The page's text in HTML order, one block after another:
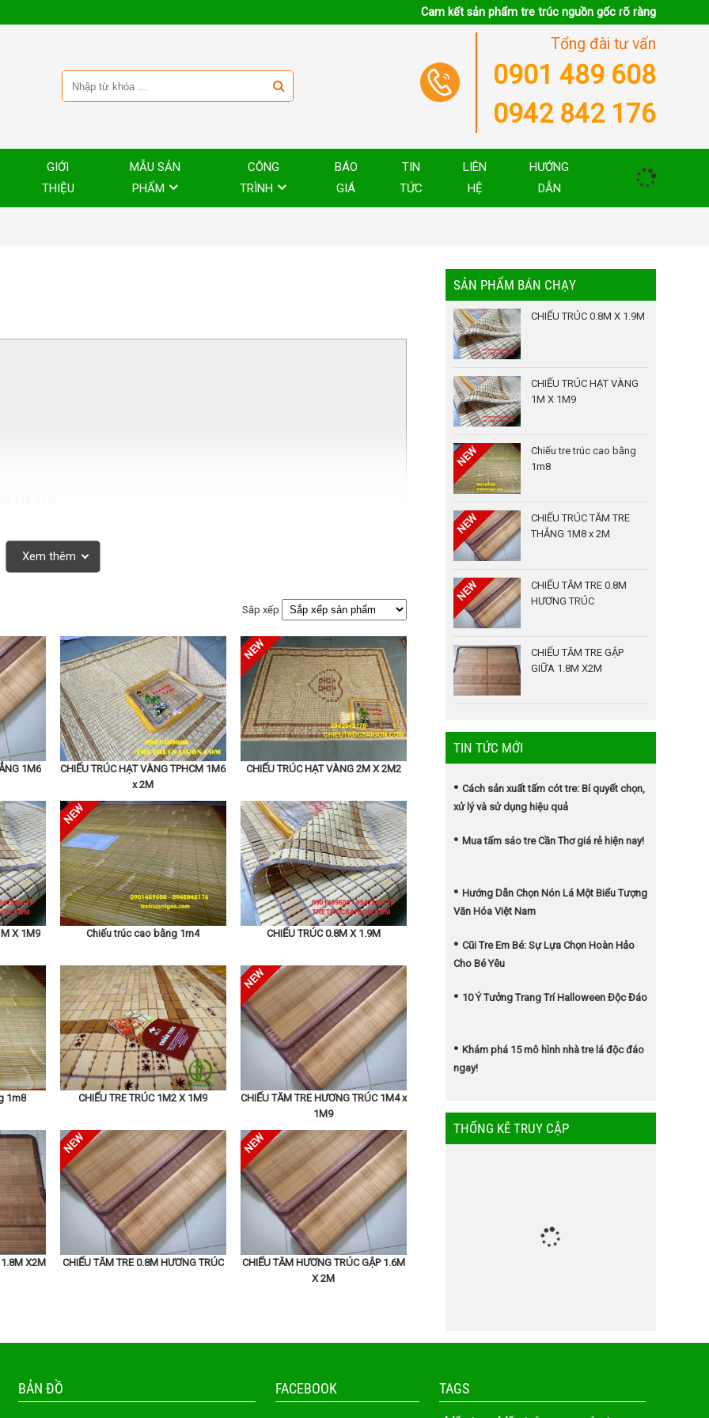
Cam kết sản phẩm tre trúc nguồn gốc rõ ràng
Tổng đài tư vấn
0901 489 608
0942 842 176
GIỚI
THIỆU
MẪU SẢN
PHẨM
CÔNG
TRÌNH
BÁO
GIÁ
TIN
TỨC
LIÊN
HỆ
HƯỚNG
DẪN
hàng TP.HCM
tại tphcm với các sản phẩmchiếu trúccó nguồn gốc xuất xứ rỏ
và có độ bền cao củng như uy tín trên thị trường.
0.8m và chiếu trúc 1m,chiếu trúc 1m2 x 1.9m và chiếu trúc 1.4m x
trúc 2m x 2m2
trúc chất lượng cao, có độ bền cao và không gây kích ứng da. Bạn
có đạt chuẩn chất lượng hay không.
Xem thêm
Sắp xếp
1M6
CHIẾU TRÚC HẠT VÀNG TPHCM 1M6
x 2M
CHIẾU TRÚC HẠT VÀNG 2M X 2M2
X 1M9 Chiếu trúc cao bằng 1m4 CHIẾU TRÚC 0.8M X 1.9M
1m8 CHIẾU TRE TRÚC 1M2 X 1M9
CHIẾU TĂM TRE HƯƠNG TRÚC 1M4 x
1M9
1.8M X2M CHIẾU TĂM TRE 0.8M HƯƠNG TRÚC
CHIẾU TĂM HƯƠNG TRÚC GẬP 1.6M
X 2M
SẢN PHẨM BÁN CHẠY
CHIẾU TRÚC 0.8M X 1.9M
CHIẾU TRÚC HẠT VÀNG
1M X 1M9
Chiếu tre trúc cao bằng
1m8
CHIẾU TRÚC TĂM TRE
THẲNG 1M8 x 2M
CHIẾU TĂM TRE 0.8M
HƯƠNG TRÚC
CHIẾU TĂM TRE GẬP
GIỮA 1.8M X2M
TIN TỨC MỚI
Cách sản xuất tấm cót tre: Bí quyết chọn,
xử lý và sử dụng hiệu quả
Mua tấm sáo tre Cần Thơ giá rẻ hiện nay!
Hướng Dẫn Chọn Nón Lá Một Biểu Tượng
Văn Hóa Việt Nam
Cũi Tre Em Bé: Sự Lựa Chọn Hoàn Hảo
Cho Bé Yêu
10 Ý Tưởng Trang Trí Halloween Độc Đáo
Khám phá 15 mô hình nhà tre lá độc đáo
ngay!
THỐNG KÊ TRUY CẬP
BẢN ĐỒ FACEBOOK TAGS